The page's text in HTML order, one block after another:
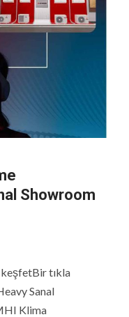
Showroom
keşfetBir tıkla
Sanal
Klima